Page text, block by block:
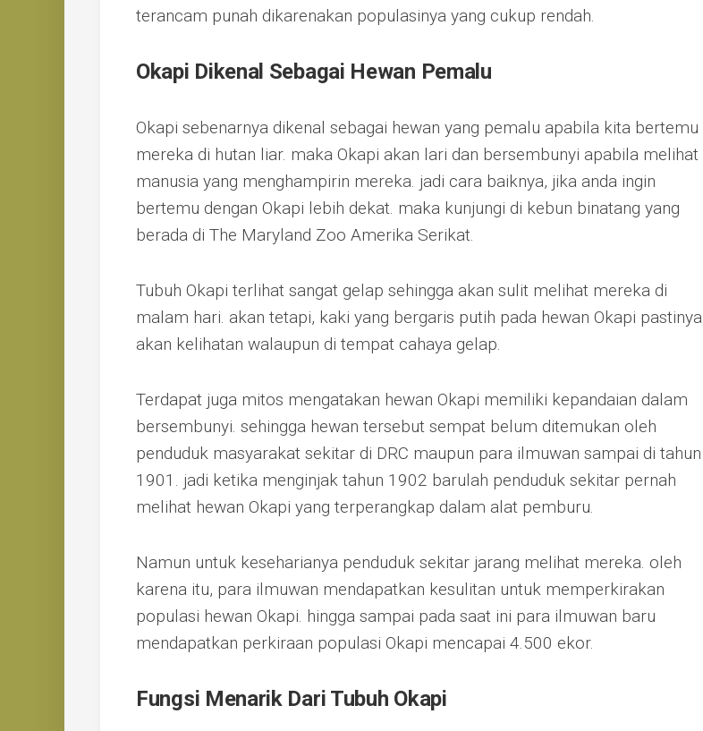
terancam punah dikarenakan populasinya yang cukup rendah.
Okapi Dikenal Sebagai Hewan Pemalu
Okapi sebenarnya dikenal sebagai hewan yang pemalu apabila kita bertemu
mereka di hutan liar. maka Okapi akan lari dan bersembunyi apabila melihat
manusia yang menghampirin mereka. jadi cara baiknya, jika anda ingin
bertemu dengan Okapi lebih dekat. maka kunjungi di kebun binatang yang
berada di The Maryland Zoo Amerika Serikat.
Tubuh Okapi terlihat sangat gelap sehingga akan sulit melihat mereka di
malam hari. akan tetapi, kaki yang bergaris putih pada hewan Okapi pastinya
akan kelihatan walaupun di tempat cahaya gelap.
Terdapat juga mitos mengatakan hewan Okapi memiliki kepandaian dalam
bersembunyi. sehingga hewan tersebut sempat belum ditemukan oleh
penduduk masyarakat sekitar di DRC maupun para ilmuwan sampai di tahun
1901. jadi ketika menginjak tahun 1902 barulah penduduk sekitar pernah
melihat hewan Okapi yang terperangkap dalam alat pemburu.
Namun untuk keseharianya penduduk sekitar jarang melihat mereka. oleh
karena itu, para ilmuwan mendapatkan kesulitan untuk memperkirakan
populasi hewan Okapi. hingga sampai pada saat ini para ilmuwan baru
mendapatkan perkiraan populasi Okapi mencapai 4.500 ekor.
Fungsi Menarik Dari Tubuh Okapi